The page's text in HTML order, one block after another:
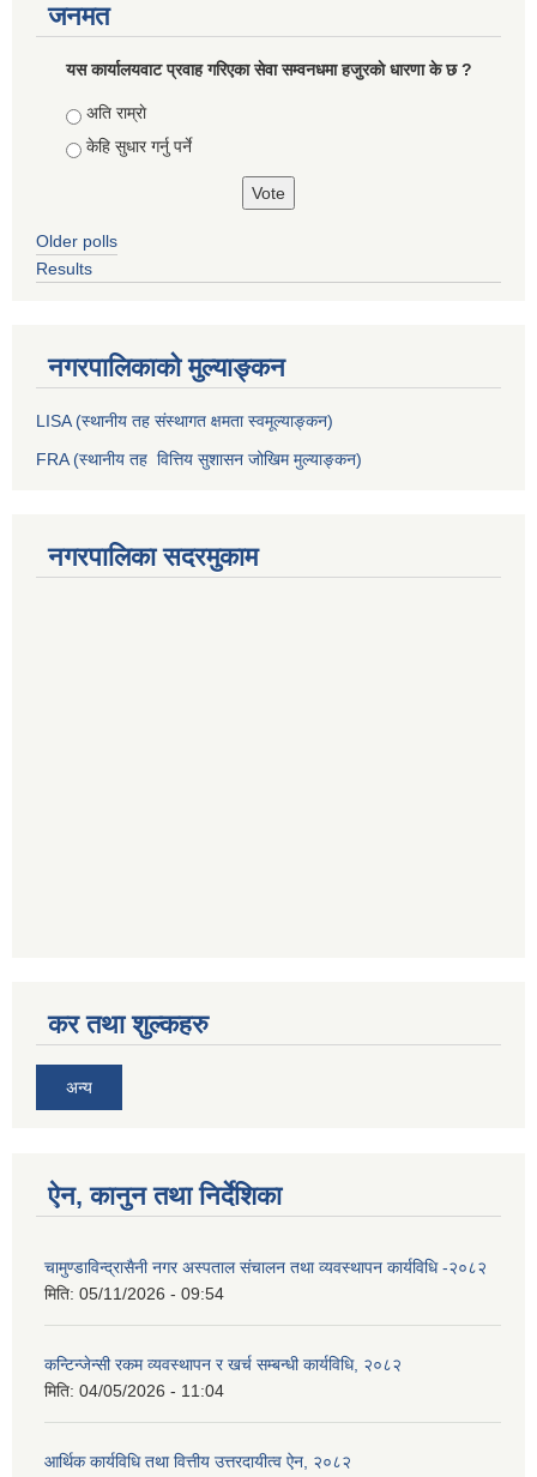
जनमत
यस कार्यालयवाट प्रवाह गरिएका सेवा सम्वनधमा हजुरकाे धारणा के छ ?
Choices
अति राम्राे
केहि सुधार गर्नु पर्ने
Older polls
Results
नगरपालिकाको मुल्याङ्कन
LISA (स्थानीय तह संस्थागत क्षमता स्वमूल्याङ्कन)
FRA (स्थानीय तह वित्तिय सुशासन जोखिम मुल्याङ्कन)
नगरपालिका सदरमुकाम
कर तथा शुल्कहरु
अन्य
ऐन, कानुन तथा निर्देशिका
चामुण्डाविन्द्रासैनी नगर अस्पताल संचालन तथा व्यवस्थापन कार्यविधि -२०८२
मिति: 05/11/2026 - 09:54
कन्टिन्जेन्सी रकम व्यवस्थापन र खर्च सम्बन्धी कार्यविधि, २०८२
मिति: 04/05/2026 - 11:04
आर्थिक कार्यविधि तथा वित्तीय उत्तरदायीत्व ऐन, २०८२